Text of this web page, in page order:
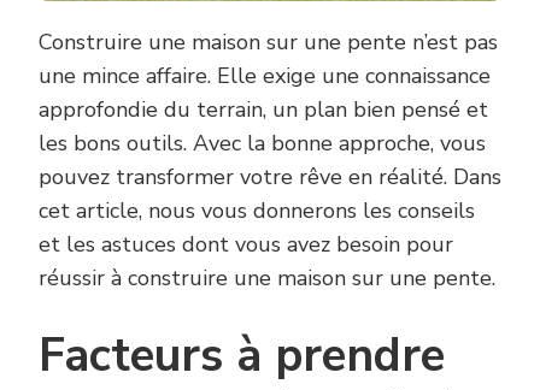
Construire une maison sur une pente n’est pas
une mince affaire. Elle exige une connaissance
approfondie du terrain, un plan bien pensé et
les bons outils. Avec la bonne approche, vous
pouvez transformer votre rêve en réalité. Dans
cet article, nous vous donnerons les conseils
et les astuces dont vous avez besoin pour
réussir à construire une maison sur une pente.
Facteurs à prendre